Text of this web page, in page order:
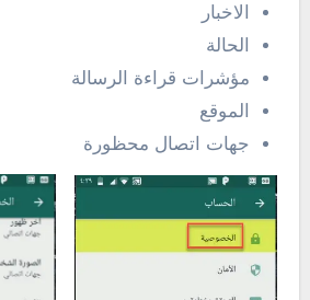
الاخبار
الحالة
مؤشرات قراءة الرسالة
الموقع
جهات اتصال محظورة